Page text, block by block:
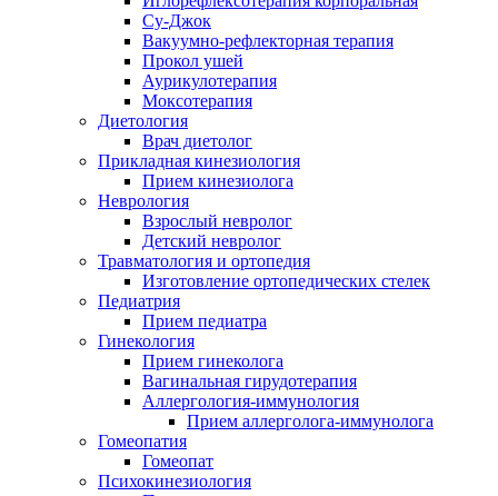
Су-Джок
Вакуумно-рефлекторная терапия
Прокол ушей
Аурикулотерапия
Моксотерапия
Диетология
Врач диетолог
Прикладная кинезиология
Прием кинезиолога
Неврология
Взрослый невролог
Детский невролог
Травматология и ортопедия
Изготовление ортопедических стелек
Педиатрия
Прием педиатра
Гинекология
Прием гинеколога
Вагинальная гирудотерапия
Аллергология-иммунология
Прием аллерголога-иммунолога
Гомеопатия
Гомеопат
Психокинезиология